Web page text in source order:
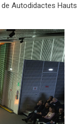
Autodidactes Hauts